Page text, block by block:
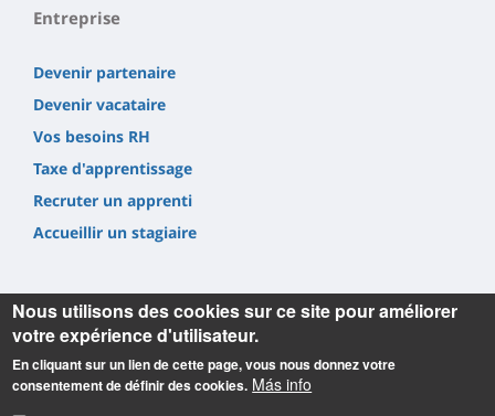
Entreprise
Devenir partenaire
Devenir vacataire
Vos besoins RH
Taxe d'apprentissage
Recruter un apprenti
Accueillir un stagiaire
Informations
Nous utilisons des cookies sur ce site pour améliorer
votre expérience d'utilisateur.
En cliquant sur un lien de cette page, vous nous donnez votre
consentement de définir des cookies. Más info